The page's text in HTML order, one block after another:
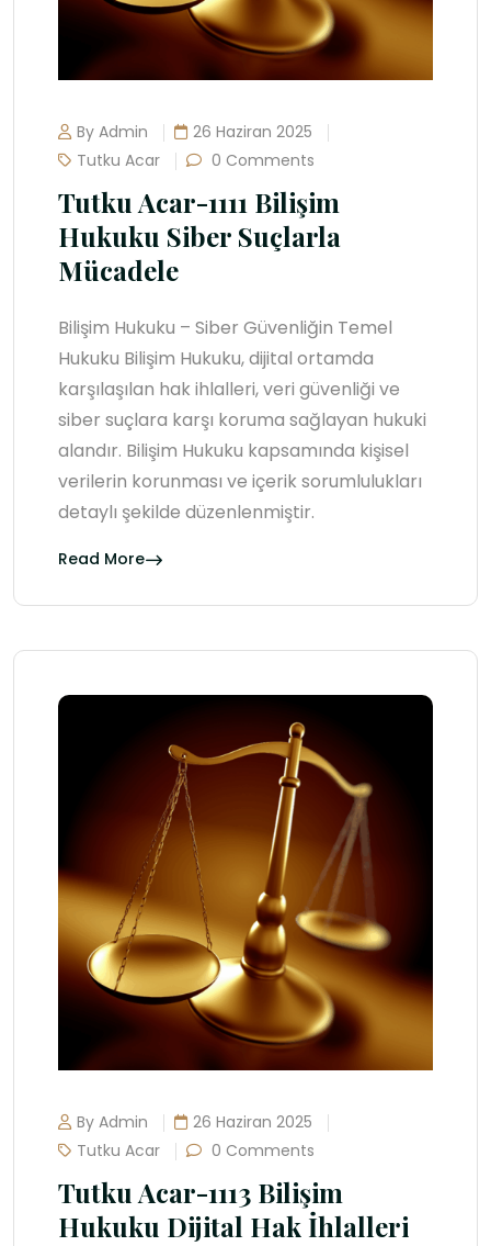
By Admin
26 Haziran 2025
Tutku Acar
0 Comments
Tutku Acar-1111 Bilişim
Hukuku Siber Suçlarla
Mücadele
Bilişim Hukuku – Siber Güvenliğin Temel
Hukuku Bilişim Hukuku, dijital ortamda
karşılaşılan hak ihlalleri, veri güvenliği ve
siber suçlara karşı koruma sağlayan hukuki
alandır. Bilişim Hukuku kapsamında kişisel
verilerin korunması ve içerik sorumlulukları
detaylı şekilde düzenlenmiştir.
Read More
By Admin
26 Haziran 2025
Tutku Acar
0 Comments
Tutku Acar-1113 Bilişim
Hukuku Dijital Hak İhlalleri